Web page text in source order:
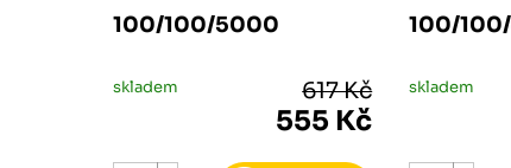
100/100/5000
skladem 617 Kč
555 Kč
100/
skladem